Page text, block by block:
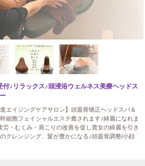
付♪リラックス♪頭浸浴ウェルネス美療ヘッドス
エイジングケアサロン】頭蓋骨矯正ヘッドスパ＆
細胞フェイシャルエステ癒されます♪綺麗になれま
労・むくみ・肩こりの改善を促し貴女の綺麗を引き
クレンジング、髪が豊かになる♪頭蓋骨調整/小顔